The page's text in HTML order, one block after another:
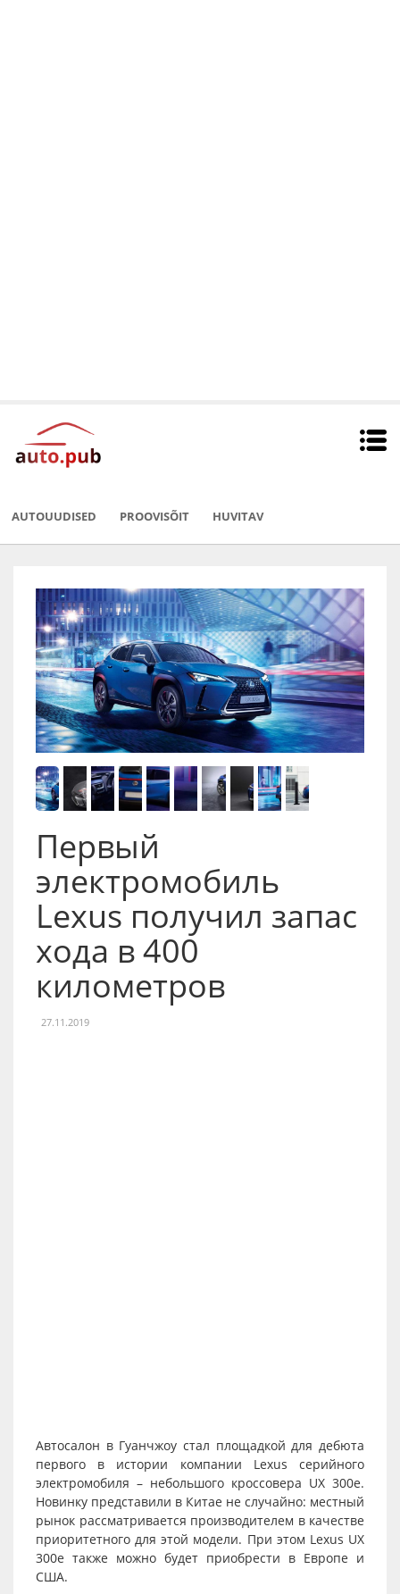
AUTOUUDISED PROOVISÕIT HUVITAV
Первый
электромобиль
Lexus получил запас
хода в 400
километров
27.11.2019
Автосалон в Гуанчжоу стал площадкой для дебюта
первого в истории компании Lexus серийного
электромобиля – небольшого кроссовера UX 300e.
Новинку представили в Китае не случайно: местный
рынок рассматривается производителем в качестве
приоритетного для этой модели. При этом Lexus UX
300e также можно будет приобрести в Европе и
США.